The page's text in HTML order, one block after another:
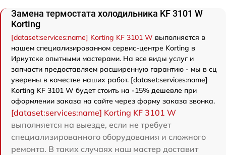
Замена термостата холодильника KF 3101 W
Korting
[dataset:services:name] Korting KF 3101 W выполняется в
нашем специализированном сервис-центре Korting в
Иркутске опытными мастерами. На все виды услуг и
запчасти предоставляем расширенную гарантию - мы в сц
уверены в качестве наших работ. [dataset:services:name]
Korting KF 3101 W будет стоить на -15% дешевле при
оформлении заказа на сайте через форму заказа звонка.
[dataset:services:name] Korting KF 3101 W
выполняется на выезде, если не требует
специализированного оборудования и сложного
ремонта. В таких случаях наш мастер доставит